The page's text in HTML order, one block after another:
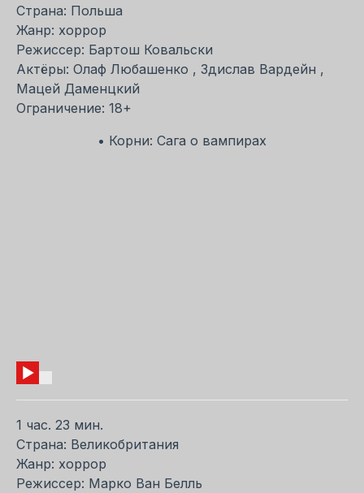
Страна: Польша
Жанр: хоррор
Режиссер: Бартош Ковальски
Актёры: Олаф Любашенко , Здислав Вардейн ,
Мацей Даменцкий
Ограничение: 18+
• Корни: Сага о вампирах
1 час. 23 мин.
Страна: Великобритания
Жанр: хоррор
Режиссер: Марко Ван Белль